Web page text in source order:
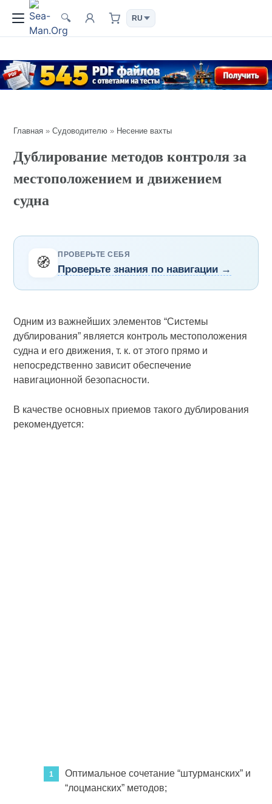
🔍
Главная »Судоводителю » Несение вахты
Дублирование методов контроля за
местоположением и движением
судна
🧭 ПРОВЕРЬТЕ СЕБЯ
Проверьте знания по навигации →
Одним из важнейших элементов “Системы
дублирования” является контроль местоположения
судна и его движения, т. к. от этого прямо и
непосредственно зависит обеспечение
навигационной безопасности.
В качестве основных приемов такого дублирования
рекомендуется:
Оптимальное сочетание “штурманских” и
“лоцманских” методов;